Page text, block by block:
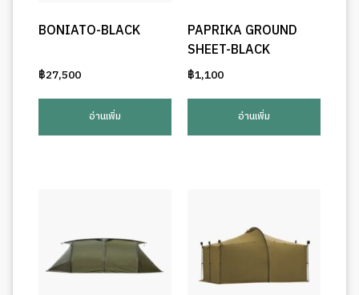
BONIATO-BLACK
฿27,500
อ่านเพิ่ม
PAPRIKA GROUND
SHEET-BLACK
฿1,100
อ่านเพิ่ม